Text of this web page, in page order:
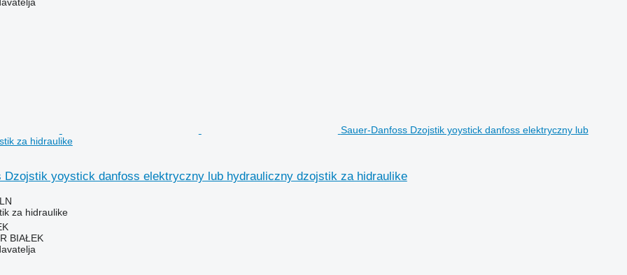
Sauer-Danfoss Dzojstik yoystick danfoss elektryczny lub
za hidraulike
Dzojstik yoystick danfoss elektryczny lub hydrauliczny dzojstik za hidraulike
za hidraulike
BIAŁEK